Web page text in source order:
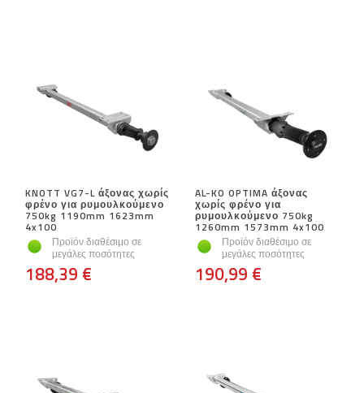
KNOTT VG7-L άξονας χωρίς
φρένο για ρυμουλκούμενο
750kg 1190mm 1623mm
4x100
Προϊόν διαθέσιμο σε
μεγάλες ποσότητες
188,39 €
AL-KO OPTIMA άξονας
χωρίς φρένο για
ρυμουλκούμενο 750kg
1260mm 1573mm 4x100
Προϊόν διαθέσιμο σε
μεγάλες ποσότητες
190,99 €